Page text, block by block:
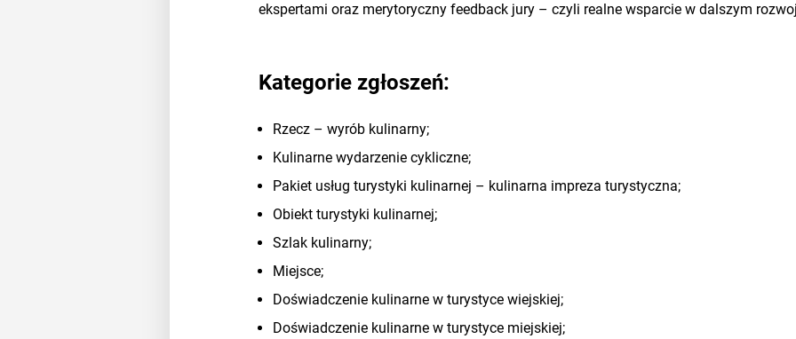
ekspertami oraz merytoryczny feedback jury – czyli realne wsparcie w dalszym
Kategorie zgłoszeń:
Rzecz – wyrób kulinarny;
Kulinarne wydarzenie cykliczne;
Pakiet usług turystyki kulinarnej – kulinarna impreza turystyczna;
Obiekt turystyki kulinarnej;
Szlak kulinarny;
Miejsce;
Doświadczenie kulinarne w turystyce wiejskiej;
Doświadczenie kulinarne w turystyce miejskiej;